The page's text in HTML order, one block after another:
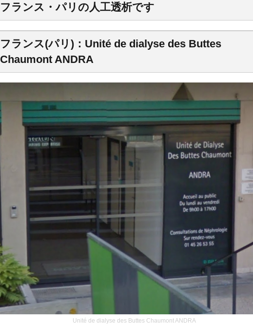
フランス・パリの人工透析です
フランス(パリ)：Unité de dialyse des Buttes
Chaumont ANDRA
Unité de dialyse des Buttes Chaumont ANDRA